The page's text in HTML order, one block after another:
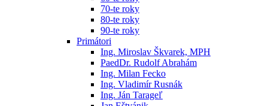
70-te roky
80-te roky
90-te roky
Primátori
Ing. Miroslav Škvarek, MPH
PaedDr. Rudolf Abrahám
Ing. Milan Fecko
Ing. Vladimír Rusnák
Ing. Ján Tarageľ